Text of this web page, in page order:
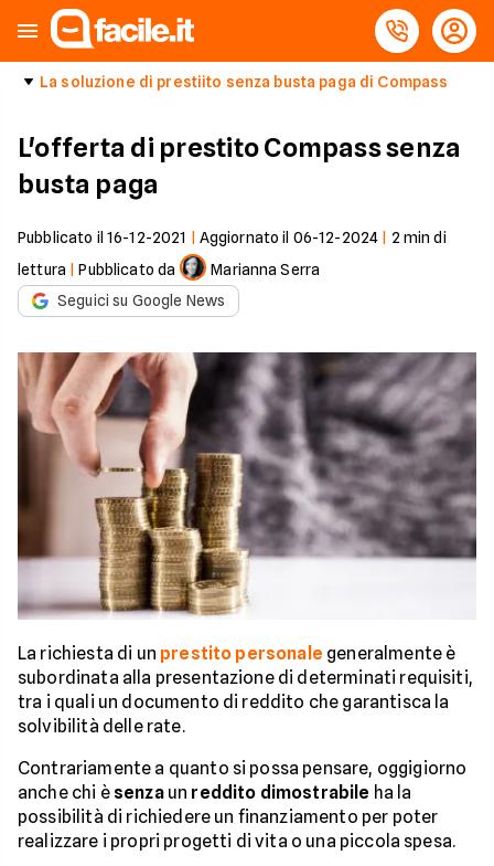
La soluzione di prestiito senza busta paga di Compass
L'offerta di prestito Compass senza
busta paga
Pubblicato il 16-12-2021 Aggiornato il 06-12-2024 2 min di
lettura |Pubblicato da
Marianna Serra
Seguici su Google News
La richiesta di un prestito personale generalmente è
subordinata alla presentazione di determinati requisiti,
tra i quali un documento di reddito che garantisca la
solvibilità delle rate.
Contrariamente a quanto si possa pensare, oggigiorno
anche chi è senzaun reddito dimostrabile ha la
possibilità di richiedere un finanziamento per poter
realizzare i propri progetti di vita o una piccola spesa.